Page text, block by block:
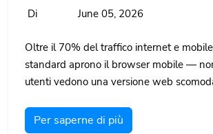
Di June 05, 2026
Oltre il 70% del traffico internet e
standard aprono il browser mobile —
utenti vedono una versione web
Per saperne di più